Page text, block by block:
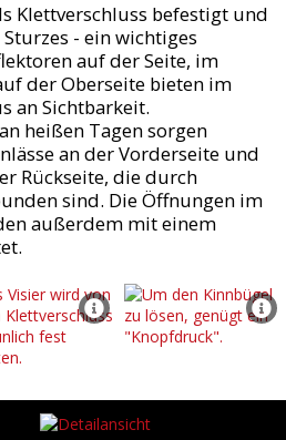
Klettverschluss befestigt und
- ein wichtiges
auf der Seite, im
der Oberseite bieten im
an Sichtbarkeit.
heißen Tagen sorgen
an der Vorderseite und
Rückseite, die durch
sind. Die Öffnungen im
außerdem mit einem